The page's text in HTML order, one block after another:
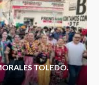
de Oaxaca
de maltrato
ciudadana
TOLEDO.